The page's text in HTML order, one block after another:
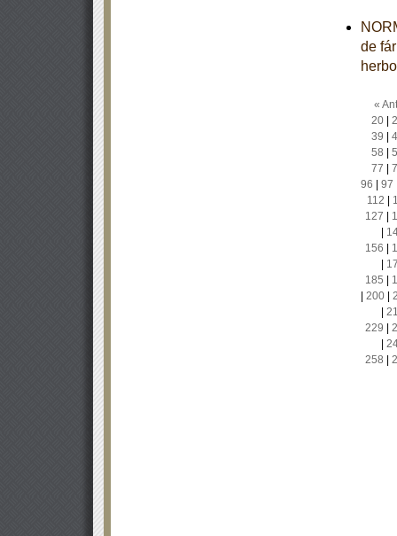
de
«
20|
39
58
77
96
97
112
127
156
185
200|
229
258